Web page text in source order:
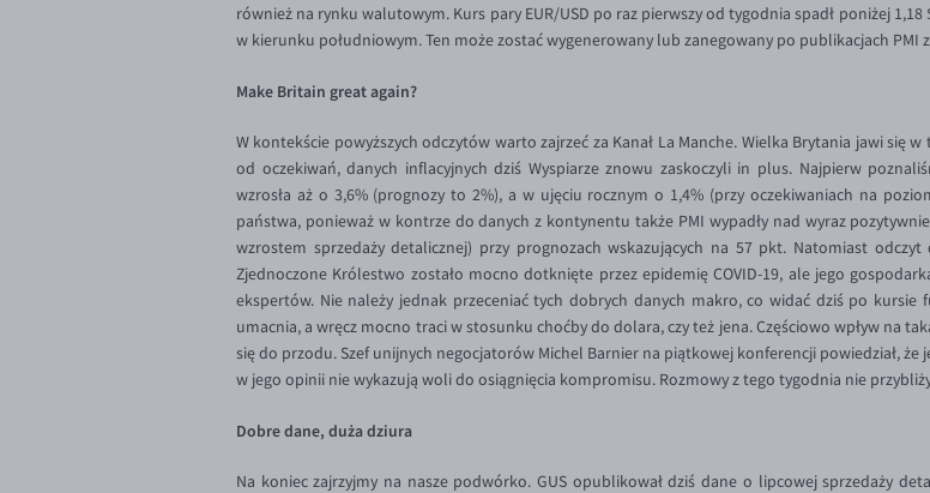
również na rynku walutowym. Kurs pary EUR/USD po raz pierwszy od tygodnia spadł poniżej
w kierunku południowym. Ten może zostać wygenerowany lub zanegowany po publikacjach PMI
Make Britain great again?
W kontekście powyższych odczytów warto zajrzeć za Kanał La Manche. Wielka Brytania jawi się
od oczekiwań, danych inflacyjnych dziś Wyspiarze znowu zaskoczyli in plus. Najpierw
wzrosła aż o 3,6% (prognozy to 2%), a w ujęciu rocznym o 1,4% (przy oczekiwaniach na
państwa, ponieważ w kontrze do danych z kontynentu także PMI wypadły nad wyraz
wzrostem sprzedaży detalicznej) przy prognozach wskazujących na 57 pkt. Natomiast
Zjednoczone Królestwo zostało mocno dotknięte przez epidemię COVID-19, ale jego
ekspertów. Nie należy jednak przeceniać tych dobrych danych makro, co widać dziś po
umacnia, a wręcz mocno traci w stosunku choćby do dolara, czy też jena. Częściowo wpływ na
się do przodu. Szef unijnych negocjatorów Michel Barnier na piątkowej konferencji powiedział,
w jego opinii nie wykazują woli do osiągnięcia kompromisu. Rozmowy z tego tygodnia nie
Dobre dane, duża dziura
Na koniec zajrzyjmy na nasze podwórko. GUS opublikował dziś dane o lipcowej sprzedaży